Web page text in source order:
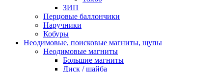
ЗИП
Перцовые баллончики
Наручники
Кобуры
Неодимовые, поисковые магниты, щупы
Неодимовые магниты
Большие магниты
Диск / шайба